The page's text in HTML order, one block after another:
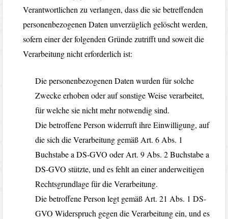
Verantwortlichen zu verlangen, dass die sie betreffenden
personenbezogenen Daten unverzüglich gelöscht werden,
sofern einer der folgenden Gründe zutrifft und soweit die
Verarbeitung nicht erforderlich ist:
Die personenbezogenen Daten wurden für solche
Zwecke erhoben oder auf sonstige Weise verarbeitet,
für welche sie nicht mehr notwendig sind.
Die betroffene Person widerruft ihre Einwilligung, auf
die sich die Verarbeitung gemäß Art. 6 Abs. 1
Buchstabe a DS-GVO oder Art. 9 Abs. 2 Buchstabe a
DS-GVO stützte, und es fehlt an einer anderweitigen
Rechtsgrundlage für die Verarbeitung.
Die betroffene Person legt gemäß Art. 21 Abs. 1 DS-
GVO Widerspruch gegen die Verarbeitung ein, und es